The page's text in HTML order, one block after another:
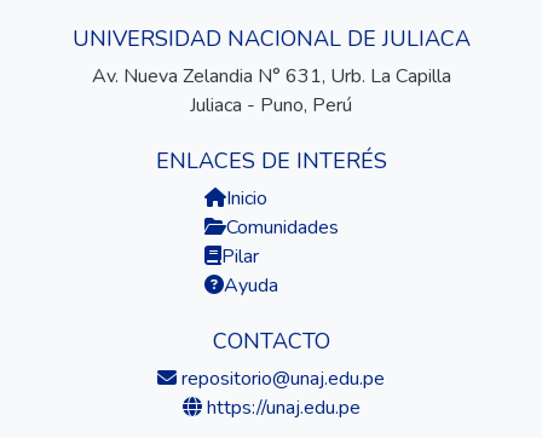
UNIVERSIDAD NACIONAL DE JULIACA
Av. Nueva Zelandia N° 631, Urb. La Capilla
Juliaca - Puno, Perú
ENLACES DE INTERÉS
Inicio
Comunidades
Pilar
Ayuda
CONTACTO
repositorio@unaj.edu.pe
https://unaj.edu.pe